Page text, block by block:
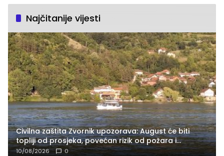
Najčitanije vijesti
Civilna zaštita Zvornik upozorava: August će biti
topliji od prosjeka, povećan rizik od požara i
nestašice vode
10/08/2026 0